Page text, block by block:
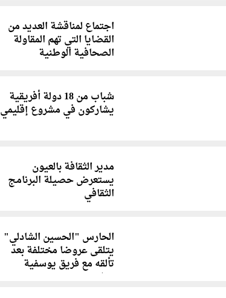
اجتماع لمناقشة العديد من
القضايا التي تهم المقاولة
الصحافية الوطنية
شباب من 18 دولة أفريقية
يشاركون في مشروع إقليمي
مدير الثقافة بالعيون
يستعرض حصيلة البرنامج
الثقافي
الحارس "الحسين الشادلي"
يتلقى عروضا مختلفة بعد
تألقه مع فريق يوسفية
برشيد